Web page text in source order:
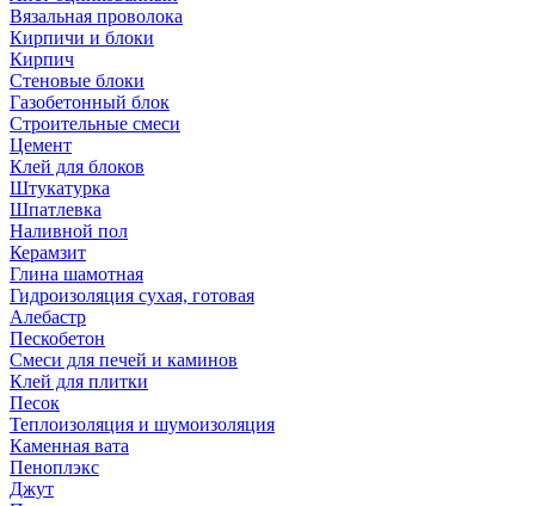
Вязальная проволока
Кирпичи и блоки
Кирпич
Стеновые блоки
Газобетонный блок
Строительные смеси
Цемент
Клей для блоков
Штукатурка
Шпатлевка
Наливной пол
Керамзит
Глина шамотная
Гидроизоляция сухая, готовая
Алебастр
Пескобетон
Смеси для печей и каминов
Клей для плитки
Песок
Теплоизоляция и шумоизоляция
Каменная вата
Пеноплэкс
Джут